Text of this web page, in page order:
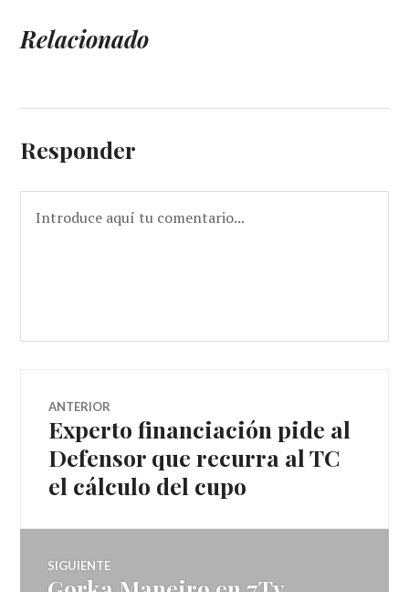
Relacionado
Responder
Navegador
de
artículos
ANTERIOR
Entrada
anterior:
Experto financiación pide al
Defensor que recurra al TC
el cálculo del cupo
SIGUIENTE
Entrada